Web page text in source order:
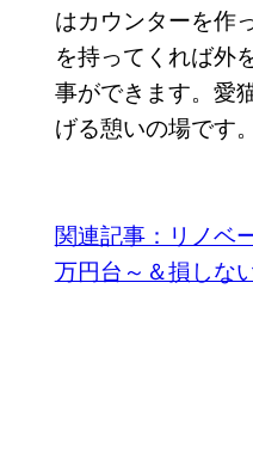
はカウンターを作
を持ってくれば外
事ができます。愛
げる憩いの場です。
関連記事：リノベ
万円台～＆損しな